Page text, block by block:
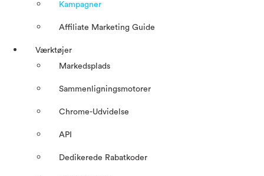
Kampagner
Affiliate Marketing Guide
Værktøjer
Markedsplads
Sammenligningsmotorer
Chrome-Udvidelse
API
Dedikerede Rabatkoder